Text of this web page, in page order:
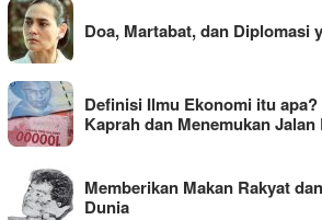
Doa, Martabat, dan Diplomasi
Definisi Ilmu Ekonomi itu
Kaprah dan Menemukan Jalan
Memberikan Makan Rakyat
Dunia